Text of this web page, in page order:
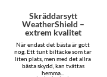
Skräddarsytt
WeatherShield –
extrem kvalitet
När endast det bästa är gott
nog. Ett tunt biltäcke som tar
liten plats, men med det allra
bästa skydd, kan tvättas
hemma...